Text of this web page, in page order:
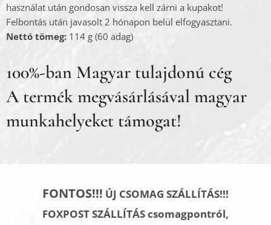
használat után gondosan vissza kell zárni a kupakot!
Felbontás után javasolt 2 hónapon belül elfogyasztani.
Nettó tömeg: 114 g (60 adag)
100%-ban Magyar tulajdonú cég
A termék megvásárlásával magyar
munkahelyeket támogat!
FONTOS!!! ÚJ CSOMAG SZÁLLÍTÁS!!!
FOXPOST SZÁLLÍTÁS csomagpontról,